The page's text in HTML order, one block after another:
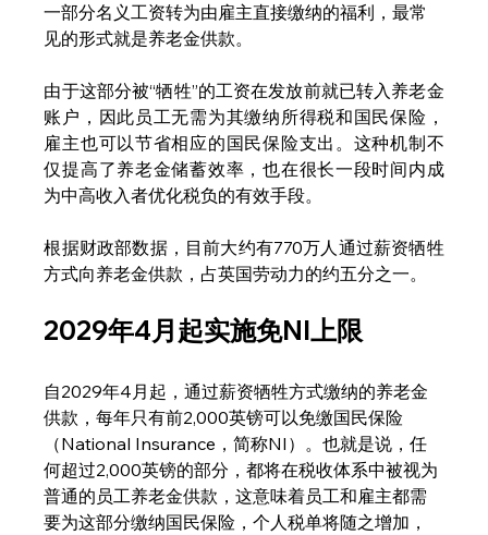
一部分名义工资转为由雇主直接缴纳的福利，最常
见的形式就是养老金供款。
由于这部分被“牺牲”的工资在发放前就已转入养老金
账户，因此员工无需为其缴纳所得税和国民保险，
雇主也可以节省相应的国民保险支出。这种机制不
仅提高了养老金储蓄效率，也在很长一段时间内成
为中高收入者优化税负的有效手段。
根据财政部数据，目前大约有770万人通过薪资牺牲
方式向养老金供款，占英国劳动力的约五分之一。
2029年4月起实施免NI上限
自2029年4月起，通过薪资牺牲方式缴纳的养老金
供款，每年只有前2,000英镑可以免缴国民保险
（National Insurance，简称NI）。也就是说，任
何超过2,000英镑的部分，都将在税收体系中被视为
普通的员工养老金供款，这意味着员工和雇主都需
要为这部分缴纳国民保险，个人税单将随之增加，